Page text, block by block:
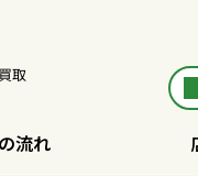
取
流れ